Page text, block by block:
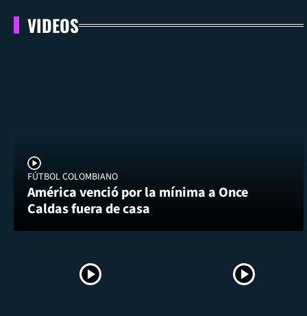
VIDEOS
FÚTBOL COLOMBIANO
América venció por la mínima a Once
Caldas fuera de casa